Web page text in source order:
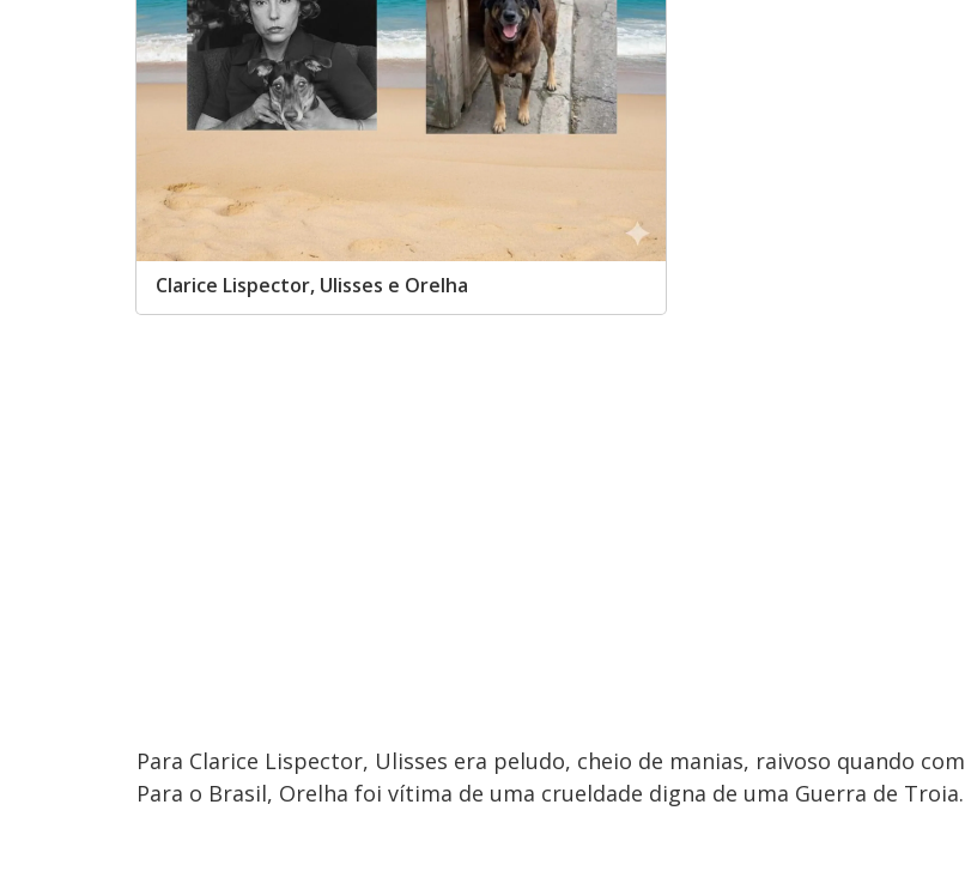
Clarice Lispector, Ulisses e Orelha
Para Clarice Lispector, Ulisses era peludo, cheio de manias, raivoso quando
Para o Brasil, Orelha foi vítima de uma crueldade digna de uma Guerra de Troia.